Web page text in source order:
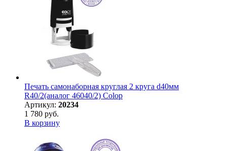
Печать самонаборная круглая 2 круга d40мм
R40/2(аналог 46040/2) Colop
Артикул: 20234
1 780 руб.
В корзину